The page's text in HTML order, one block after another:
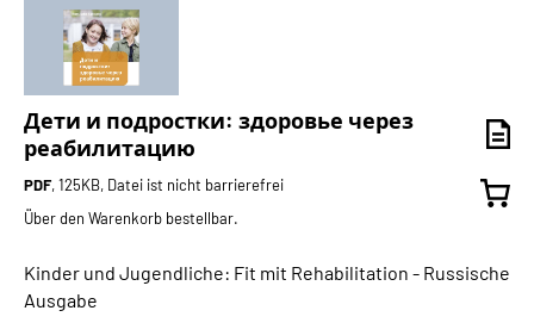
Дети и подростки: здоровье через
реабилитацию
PDF, 125KB, Datei ist nicht barrierefrei
Über den Warenkorb bestellbar.
Kinder und Jugendliche: Fit mit Rehabilitation - Russische
Ausgabe